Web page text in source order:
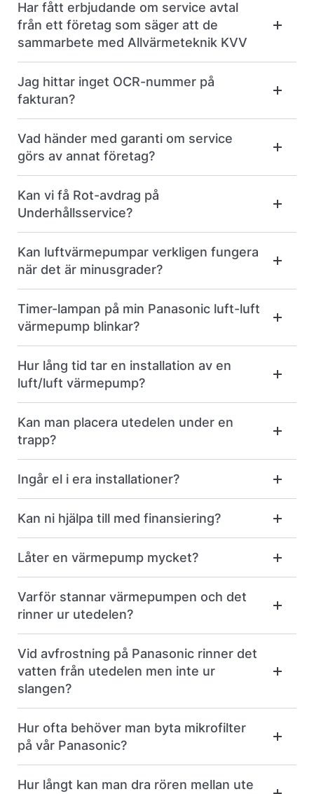
Har fått erbjudande om service avtal
från ett företag som säger att de
sammarbete med Allvärmeteknik KVV
Jag hittar inget OCR-nummer på
fakturan?
Vad händer med garanti om service
görs av annat företag?
Kan vi få Rot-avdrag på
Underhållsservice?
Kan luftvärmepumpar verkligen fungera
när det är minusgrader?
Timer-lampan på min Panasonic luft-luft
värmepump blinkar?
Hur lång tid tar en installation av en
luft/luft värmepump?
Kan man placera utedelen under en
trapp?
Ingår el i era installationer?
Kan ni hjälpa till med finansiering?
Låter en värmepump mycket?
Varför stannar värmepumpen och det
rinner ur utedelen?
Vid avfrostning på Panasonic rinner det
vatten från utedelen men inte ur
slangen?
Hur ofta behöver man byta mikrofilter
på vår Panasonic?
Hur långt kan man dra rören mellan ute